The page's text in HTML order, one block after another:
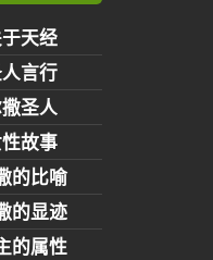
天经
言行
圣人
故事
的比喻
的显迹
的属性